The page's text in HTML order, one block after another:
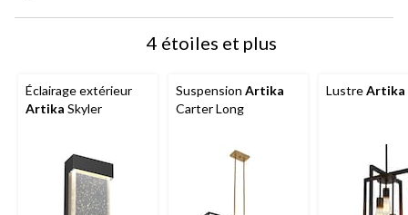
4 étoiles et plus
Éclairage extérieur
Artika Skyler
Suspension Artika
Carter Long
LustreArtika